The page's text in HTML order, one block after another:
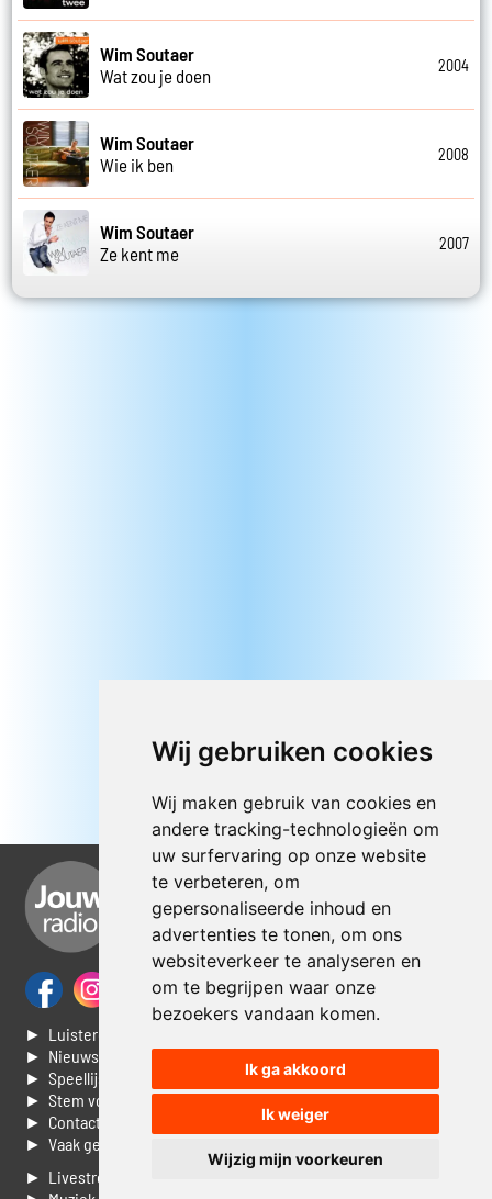
Wij gebruiken cookies
Wij maken gebruik van cookies en
andere tracking-technologieën om
uw surfervaring op onze website
te verbeteren, om
gepersonaliseerde inhoud en
advertenties te tonen, om ons
websiteverkeer te analyseren en
om te begrijpen waar onze
bezoekers vandaan komen.
Ik ga akkoord
Ik weiger
Wijzig mijn voorkeuren
Wim Soutaer
Wat zou je doen
2004
Wim Soutaer
Wie ik ben
2008
Wim Soutaer
Ze kent me
2007
► Luisteren naar Jouwradio
► Nieuws
► Speellijst
► Stem voor de Dag top 3
► Contacteer ons
► Vaak gestelde vragen
► Livestream informatie